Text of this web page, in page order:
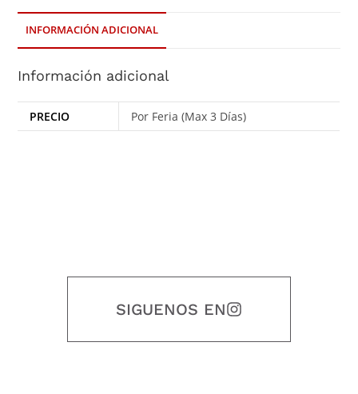
INFORMACIÓN ADICIONAL
Información adicional
PRECIO Por Feria (Max 3 Días)
SIGUENOS EN